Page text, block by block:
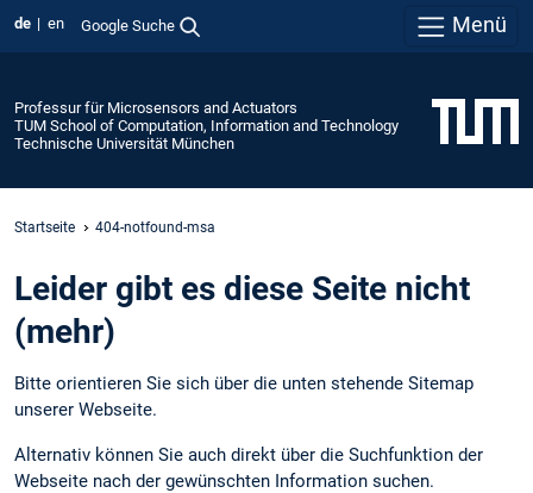
de en Google Suche Menü
Professur für Microsensors and Actuators
TUM School of Computation, Information and Technology
Technische Universität München
Startseite 404-notfound-msa
Leider gibt es diese Seite nicht
(mehr)
Bitte orientieren Sie sich über die unten stehende Sitemap
unserer Webseite.
Alternativ können Sie auch direkt über die Suchfunktion der
Webseite nach der gewünschten Information suchen.